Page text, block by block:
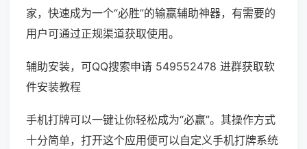
家，快速成为一个“必胜”的输赢辅助神器，有需要的
用户可通过正规渠道获取使用。
辅助安装，可QQ搜索申请 549552478 进群获取软
件安装教程
手机打牌可以一键让你轻松成为“必赢”。其操作方式
十分简单，打开这个应用便可以自定义手机打牌系统